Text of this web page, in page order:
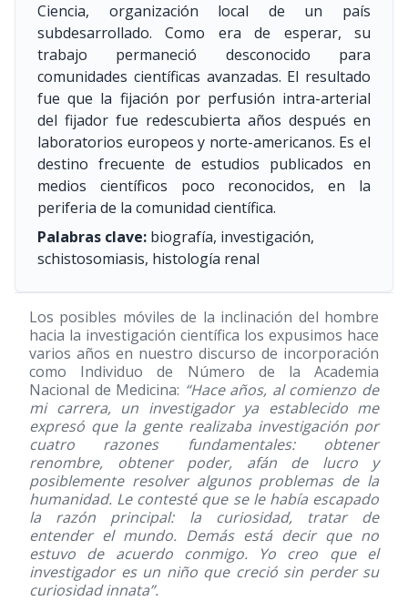
Ciencia, organización local de un país
subdesarrollado. Como era de esperar, su
trabajo permaneció desconocido para
comunidades científicas avanzadas. El resultado
fue que la fijación por perfusión intra-arterial
del fijador fue redescubierta años después en
laboratorios europeos y norte-americanos. Es el
destino frecuente de estudios publicados en
medios científicos poco reconocidos, en la
periferia de la comunidad científica.
Palabras clave: biografía, investigación,
schistosomiasis, histología renal
Los posibles móviles de la inclinación del hombre
hacia la investigación científica los expusimos hace
varios años en nuestro discurso de incorporación
como Individuo de Número de la Academia
Nacional de Medicina: “Hace años, al comienzo de
mi carrera, un investigador ya establecido me
expresó que la gente realizaba investigación por
cuatro razones fundamentales: obtener
renombre, obtener poder, afán de lucro y
posiblemente resolver algunos problemas de la
humanidad. Le contesté que se le había escapado
la razón principal: la curiosidad, tratar de
entender el mundo. Demás está decir que no
estuvo de acuerdo conmigo. Yo creo que el
investigador es un niño que creció sin perder su
curiosidad innata”.